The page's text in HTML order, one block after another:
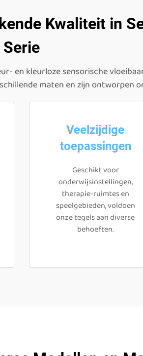
Kwaliteit in
Serie
en kleurloze sensorische
maten en zijn ontworpen
Veelzijdige
toepassingen
Geschikt voor
onderwijsinstellingen,
therapie-ruimtes en
speelgebieden, voldoen
onze tegels aan diverse
behoeften.